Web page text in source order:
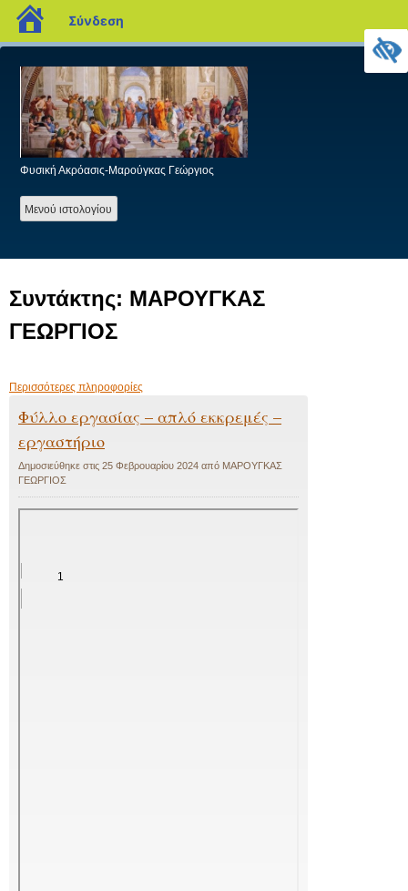
περιεχόμενο
Φυσική Ακρόασις-Μαρούγκας Γεώργιος
Mενού ιστολογίου
Συντάκτης: ΜΑΡΟΥΓΚΑΣ
ΓΕΩΡΓΙΟΣ
Περισσότερες πληροφορίες
Φύλλο εργασίας – απλό εκκρεμές –
εργαστήριο
Δημοσιεύθηκε στις 25 Φεβρουαρίου 2024 από ΜΑΡΟΥΓΚΑΣ
ΓΕΩΡΓΙΟΣ
blogs.sch.gr
Σύνδεση